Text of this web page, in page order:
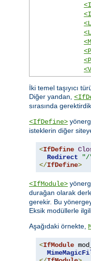
İki temel taşıyıcı
Diğer yandan,
sırasında
<IfDefine>
isteklerin diğer
<IfDefine
Redirect
"/
</IfDefine>
<IfModule>
durağan olarak
gerekir. Bu
Eksik modüllerle
Aşağıdaki örnekte,
<IfModule